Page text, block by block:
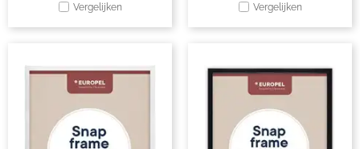
Vergelijken Vergelijken